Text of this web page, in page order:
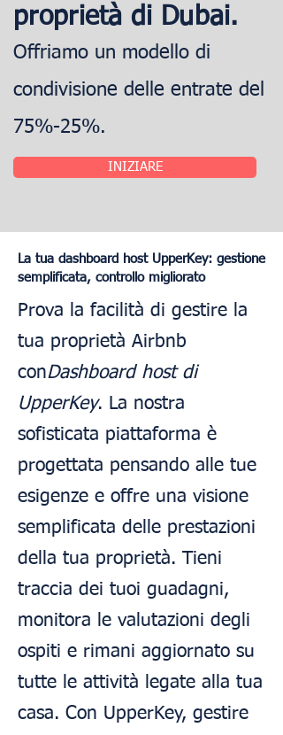
proprietà di Dubai.
Offriamo un modello di
condivisione delle entrate del
75%-25%.
INIZIARE
La tua dashboard host UpperKey: gestione
semplificata, controllo migliorato
Prova la facilità di gestire la
tua proprietà Airbnb
conDashboard host di
UpperKey. La nostra
sofisticata piattaforma è
progettata pensando alle tue
esigenze e offre una visione
semplificata delle prestazioni
della tua proprietà. Tieni
traccia dei tuoi guadagni,
monitora le valutazioni degli
ospiti e rimani aggiornato su
tutte le attività legate alla tua
casa. Con UpperKey, gestire